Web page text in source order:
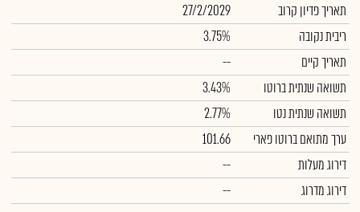
תאריך פדיון קרוב
27/2/2029
ריבית נקובה
3.75%
תאריך קיים
--
תשואה שנתית ברוטו
3.43%
תשואה שנתית נטו
2.77%
ערך מתואם ברוטו פארי
101.66
דירוג מעלות
--
דירוג מדרוג
--